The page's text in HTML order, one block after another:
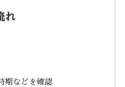
れ
期などを確認